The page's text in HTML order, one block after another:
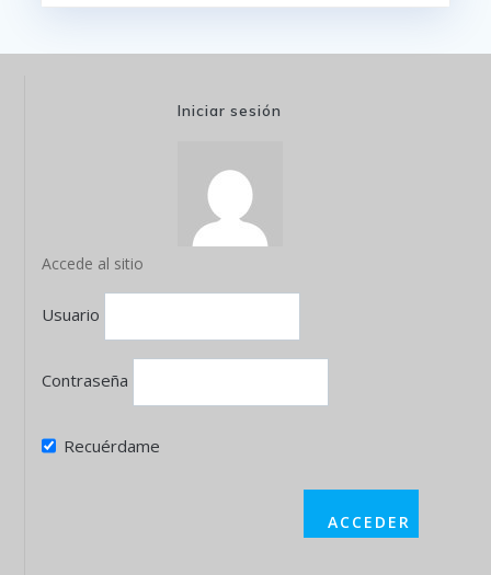
Iniciar sesión
Accede al sitio
Usuario
Contraseña
Recuérdame